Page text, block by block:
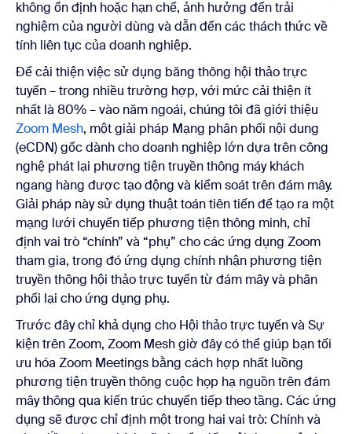
không ổn định hoặc hạn chế, ảnh hưởng đến trải
nghiệm của người dùng và dẫn đến các thách thức về
tính liên tục của doanh nghiệp.
Để cải thiện việc sử dụng băng thông hội thảo trực
tuyến – trong nhiều trường hợp, với mức cải thiện ít
nhất là 80% – vào năm ngoái, chúng tôi đã giới thiệu
Zoom Mesh, một giải pháp Mạng phân phối nội dung
(eCDN) gốc dành cho doanh nghiệp lớn dựa trên công
nghệ phát lại phương tiện truyền thông máy khách
ngang hàng được tạo động và kiểm soát trên đám mây.
Giải pháp này sử dụng thuật toán tiên tiến để tạo ra một
mạng lưới chuyển tiếp phương tiện thông minh, chỉ
định vai trò “chính” và “phụ” cho các ứng dụng Zoom
tham gia, trong đó ứng dụng chính nhận phương tiện
truyền thông hội thảo trực tuyến từ đám mây và phân
phối lại cho ứng dụng phụ.
Trước đây chỉ khả dụng cho Hội thảo trực tuyến và Sự
kiện trên Zoom, Zoom Mesh giờ đây có thể giúp bạn tối
ưu hóa Zoom Meetings bằng cách hợp nhất luồng
phương tiện truyền thông cuộc họp hạ nguồn trên đám
mây thông qua kiến trúc chuyển tiếp theo tầng. Các ứng
dụng sẽ được chỉ định một trong hai vai trò: Chính và